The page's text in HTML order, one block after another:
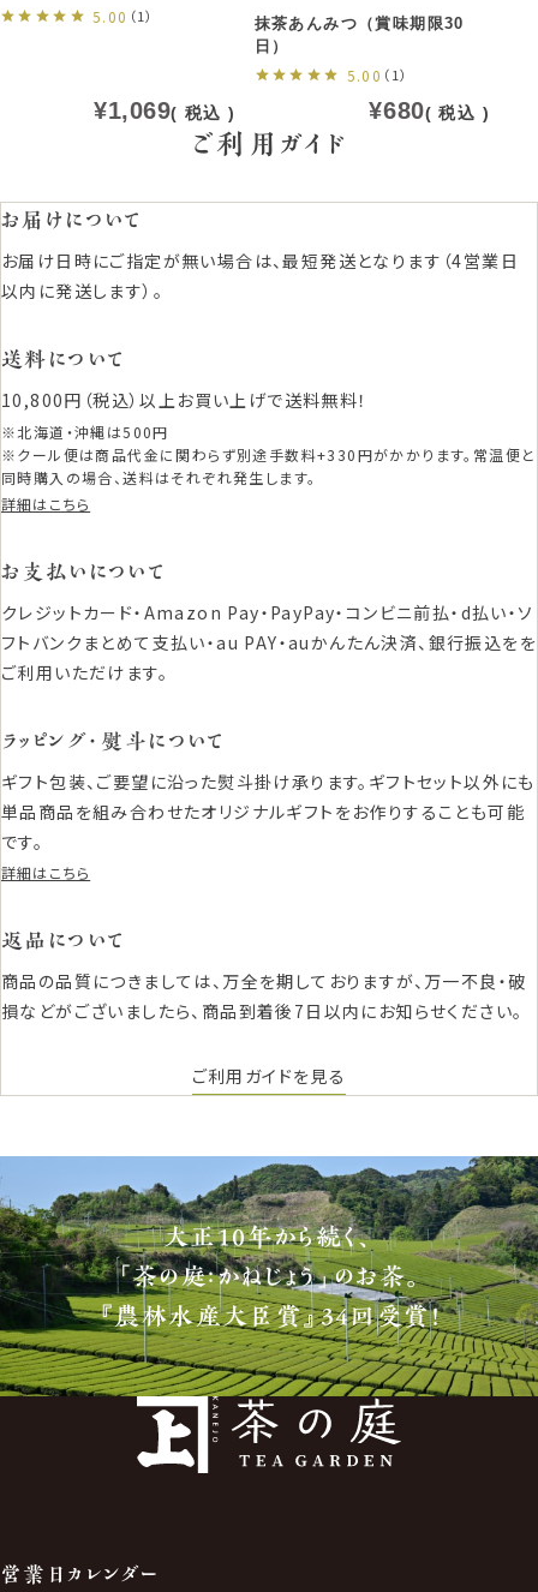
5.00 （1）
¥1,069 税込
抹茶あんみつ（賞味期限30
日）
5.00 （1）
¥680 税込
ご利用ガイド
お届けについて
お届け日時にご指定が無い場合は、最短発送となります（4営業日
以内に発送します）。
送料について
10,800円（税込）以上お買い上げで送料無料！
※北海道・沖縄は500円
※クール便は商品代金に関わらず別途手数料+330円がかかります。常温便と
同時購入の場合、送料はそれぞれ発生します。
詳細はこちら
お支払いについて
クレジットカード・Amazon Pay・PayPay・コンビニ前払・d払い・ソ
フトバンクまとめて支払い・au PAY・auかんたん決済、銀行振込をを
ご利用いただけます。
ラッピング・熨斗について
ギフト包装、ご要望に沿った熨斗掛け承ります。ギフトセット以外にも
単品商品を組み合わせたオリジナルギフトをお作りすることも可能
です。
詳細はこちら
返品について
商品の品質につきましては、万全を期しておりますが、万一不良・破
損などがございましたら、商品到着後7日以内にお知らせください。
ご利用ガイドを見る
大正10年から続く、
「茶の庭：かねじょう」のお茶。
『農林水産大臣賞』34回受賞！
営業日カレンダー